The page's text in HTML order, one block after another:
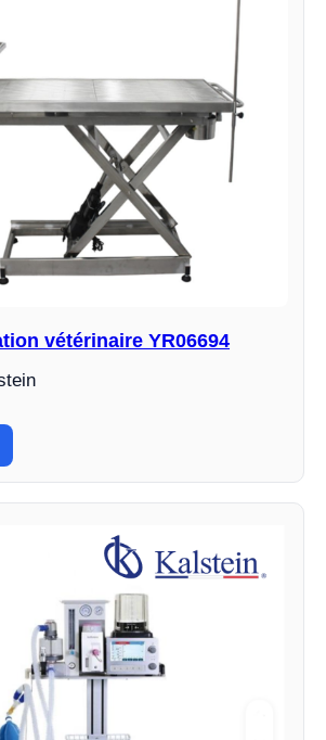
vétérinaire YR06694